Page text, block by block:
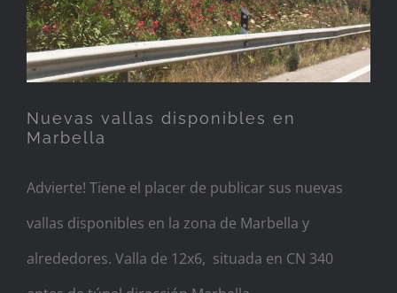
Nuevas vallas disponibles en
Marbella
Advierte! Tiene el placer de publicar sus nuevas
vallas disponibles en la zona de Marbella y
alrededores. Valla de 12x6, situada en CN 340